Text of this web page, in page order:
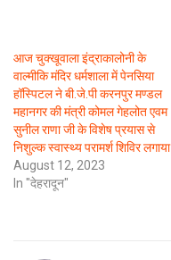
आज चुक्खूवाला इंद्राकालोनी के
वाल्मीकि मंदिर धर्मशाला में पेनसिया
हॉस्पिटल ने बी.जे.पी करनपुर मण्डल
महानगर की मंत्री कोमल गेहलोत एवम
सुनील राणा जी के विशेष प्रयास से
निशुल्क स्वास्थ्य परामर्श शिविर लगाया
August 12, 2023
In "देहरादून"